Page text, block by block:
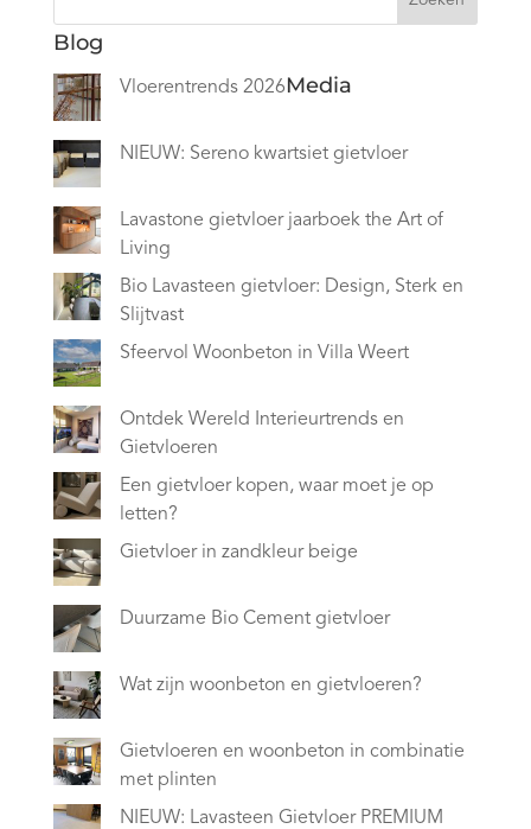
Blog
Vloerentrends 2026
NIEUW: Sereno kwartsiet gietvloer
Lavastone gietvloer jaarboek the Art of
Living
Bio Lavasteen gietvloer: Design, Sterk en
Slijtvast
Sfeervol Woonbeton in Villa Weert
Ontdek Wereld Interieurtrends en
Gietvloeren
Een gietvloer kopen, waar moet je op
letten?
Gietvloer in zandkleur beige
Duurzame Bio Cement gietvloer
Wat zijn woonbeton en gietvloeren?
Gietvloeren en woonbeton in combinatie
met plinten
NIEUW: Lavasteen Gietvloer PREMIUM
Media